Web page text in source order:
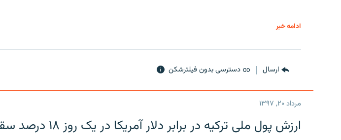
ادامه خبر
ارسال دسترسی بدون فیلترشکن
مرداد ۲۰, ۱۳۹۷
ارزش پول ملی ترکیه در برابر دلار آمریکا در یک روز ۱۸ درصد سقوط کرد